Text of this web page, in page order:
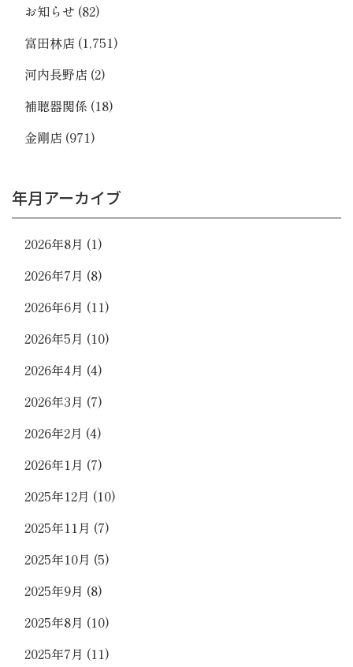
お知らせ (82)
富田林店 (1,751)
河内長野店 (2)
補聴器関係 (18)
金剛店 (971)
年月アーカイブ
2026年8月 (1)
2026年7月 (8)
2026年6月 (11)
2026年5月 (10)
2026年4月 (4)
2026年3月 (7)
2026年2月 (4)
2026年1月 (7)
2025年12月 (10)
2025年11月 (7)
2025年10月 (5)
2025年9月 (8)
2025年8月 (10)
2025年7月 (11)